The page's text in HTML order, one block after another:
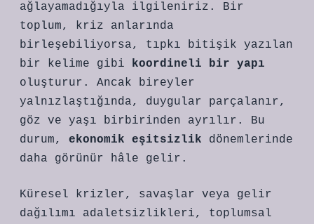
ağlayamadığıyla ilgileniriz. Bir
toplum, kriz anlarında
birleşebiliyorsa, tıpkı bitişik yazılan
bir kelime gibi koordineli bir yapı
oluşturur. Ancak bireyler
yalnızlaştığında, duygular parçalanır,
göz ve yaşı birbirinden ayrılır. Bu
durum, ekonomik eşitsizlik dönemlerinde
daha görünür hâle gelir.
Küresel krizler, savaşlar veya gelir
dağılımı adaletsizlikleri, toplumsal